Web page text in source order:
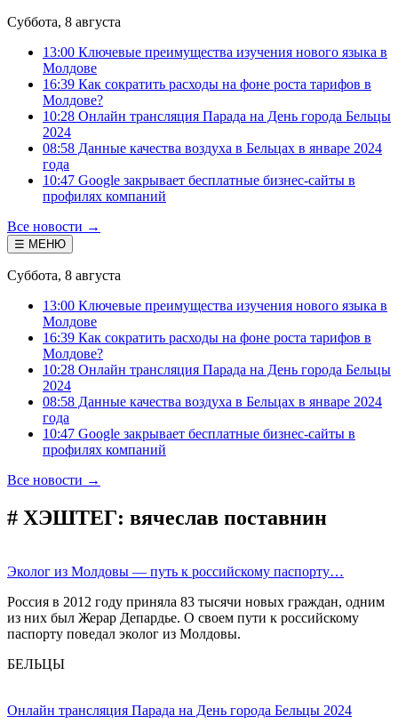
Суббота, 8 августа
13:00 Ключевые преимущества изучения нового языка в
Молдове
16:39 Как сократить расходы на фоне роста тарифов в
Молдове?
10:28 Онлайн трансляция Парада на День города Бельцы
2024
08:58 Данные качества воздуха в Бельцах в январе 2024
года
10:47 Google закрывает бесплатные бизнес-сайты в
профилях компаний
Все новости →
☰ МЕНЮ
Суббота, 8 августа
13:00 Ключевые преимущества изучения нового языка в
Молдове
16:39 Как сократить расходы на фоне роста тарифов в
Молдове?
10:28 Онлайн трансляция Парада на День города Бельцы
2024
08:58 Данные качества воздуха в Бельцах в январе 2024
года
10:47 Google закрывает бесплатные бизнес-сайты в
профилях компаний
Все новости →
# ХЭШТЕГ: вячеслав поставнин
Эколог из Молдовы — путь к российскому паспорту…
Россия в 2012 году приняла 83 тысячи новых граждан, одним
из них был Жерар Депардье. О своем пути к российскому
паспорту поведал эколог из Молдовы.
БЕЛЬЦЫ
Онлайн трансляция Парада на День города Бельцы 2024